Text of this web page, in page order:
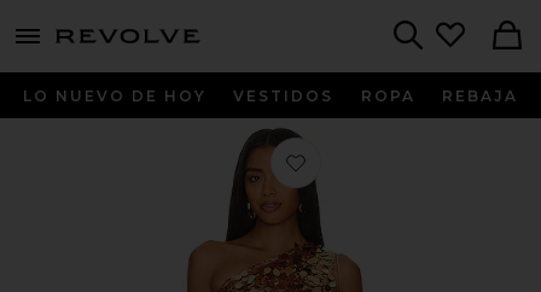
menu - shows more content
LO NUEVO DE HOY VESTIDOS ROPA REBAJA
Favorito VESTIDO LARGO UN